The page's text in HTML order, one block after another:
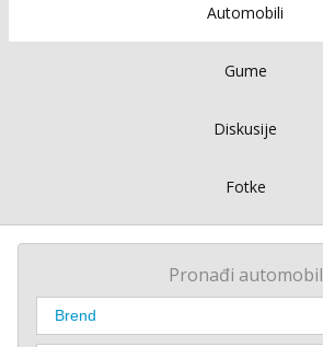
Automobili
Gume
Diskusije
Fotke
Pronađi automobil